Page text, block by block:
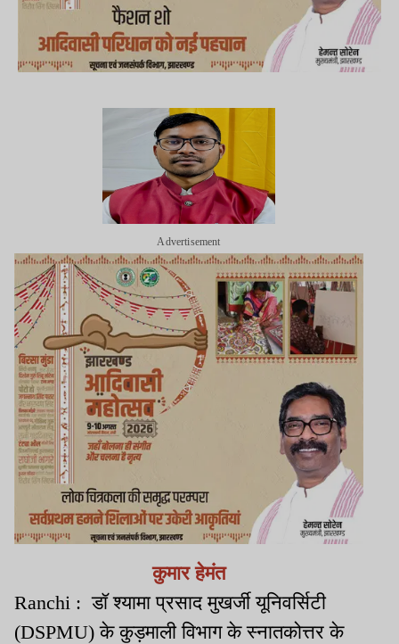
Advertisement
कुमार हेमंत
Ranchi : डॉ श्यामा प्रसाद मुखर्जी यूनिवर्सिटी
(DSPMU) के कुड़माली विभाग के स्नातकोत्तर के